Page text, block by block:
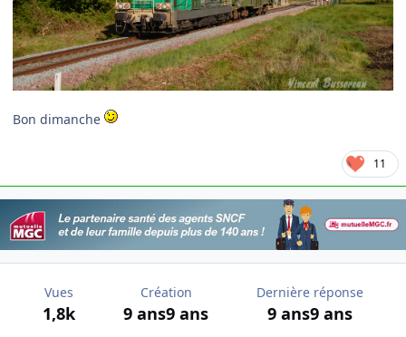
Bon dimanche
11
Vues
1,8k
Création
9 ans9 ans
Dernière réponse
9 ans9 ans